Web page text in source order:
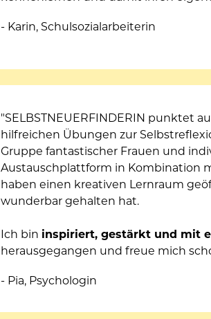
- Karin, Schulsozialarbeiterin
"SELBSTNEUERFINDERIN punktet
hilfreichen Übungen zur
Gruppe fantastischer Frauen und
Austauschplattform in Kombination
haben einen kreativen Lernraum
wunderbar gehalten hat.
Ich bin inspiriert, gestärkt und mit
herausgegangen und freue mich
- Pia, Psychologin